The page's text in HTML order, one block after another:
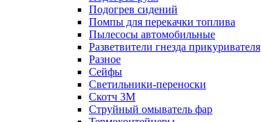
Подогрев сидений
Помпы для перекачки топлива
Пылесосы автомобильные
Разветвители гнезда прикуривателя
Разное
Сейфы
Светильники-переноски
Скотч 3М
Струйный омыватель фар